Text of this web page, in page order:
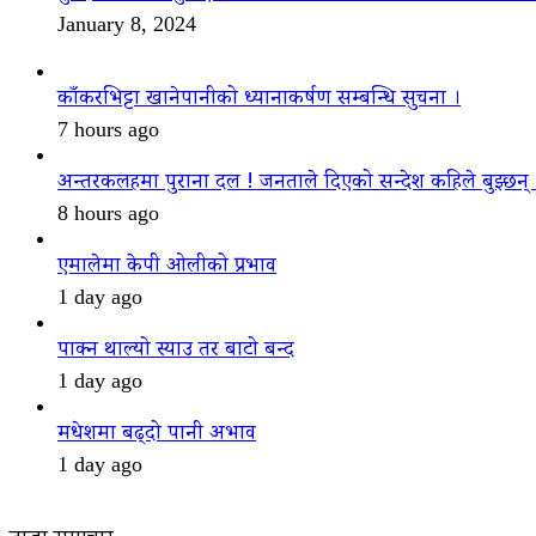
January 8, 2024
काँकरभिट्टा खानेपानीको ध्यानाकर्षण सम्बन्धि सुचना ।
7 hours ago
अन्तरकलहमा पुराना दल ! जनताले दिएको सन्देश कहिले
8 hours ago
एमालेमा केपी ओलीको प्रभाव
1 day ago
पाक्न थाल्यो स्याउ तर बाटो बन्द
1 day ago
मधेशमा बढ्दो पानी अभाव
1 day ago